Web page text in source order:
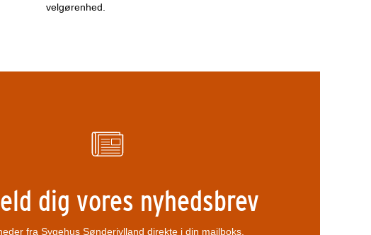
velgørenhed.
dig vores nyhedsbrev
fra Sygehus Sønderjylland direkte i din mailboks.